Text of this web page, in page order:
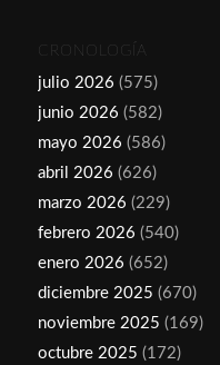
CRONOLOGÍA
julio 2026 (575)
junio 2026 (582)
mayo 2026 (586)
abril 2026 (626)
marzo 2026 (229)
febrero 2026 (540)
enero 2026 (652)
diciembre 2025 (670)
noviembre 2025 (169)
octubre 2025 (172)